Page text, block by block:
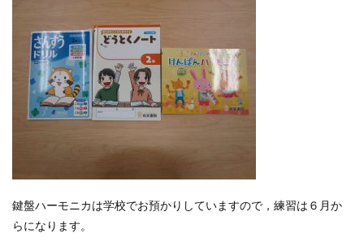
鍵盤ハーモニカは学校でお預かりしていますので，練習は６月か
らになります。